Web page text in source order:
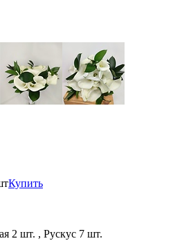
Купить
2 шт. , Рускус 7 шт.